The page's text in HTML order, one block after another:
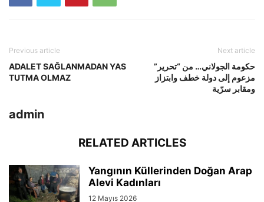
Previous article
ADALET SAĞLANMADAN YAS
TUTMA OLMAZ
Next article
حكومة الجولاني… من “تحرير”
مزعوم إلى دولة خطف وابتزاز
ومقابر سرّية
admin
RELATED ARTICLES
Yangının Küllerinden Doğan Arap
Alevi Kadınları
12 Mayıs 2026